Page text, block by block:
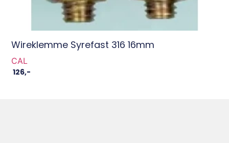
Wireklemme Syrefast 316 16mm
CAL
126,-